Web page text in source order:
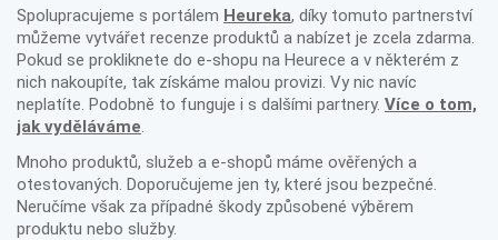
Spolupracujeme s portálem Heureka, díky tomuto partnerství
můžeme vytvářet recenze produktů a nabízet je zcela zdarma.
Pokud se prokliknete do e-shopu na Heurece a v některém z
nich nakoupíte, tak získáme malou provizi. Vy nic navíc
neplatíte. Podobně to funguje i s dalšími partnery. Více o tom,
jak vyděláváme.
Mnoho produktů, služeb a e-shopů máme ověřených a
otestovaných. Doporučujeme jen ty, které jsou bezpečné.
Neručíme však za případné škody způsobené výběrem
produktu nebo služby.